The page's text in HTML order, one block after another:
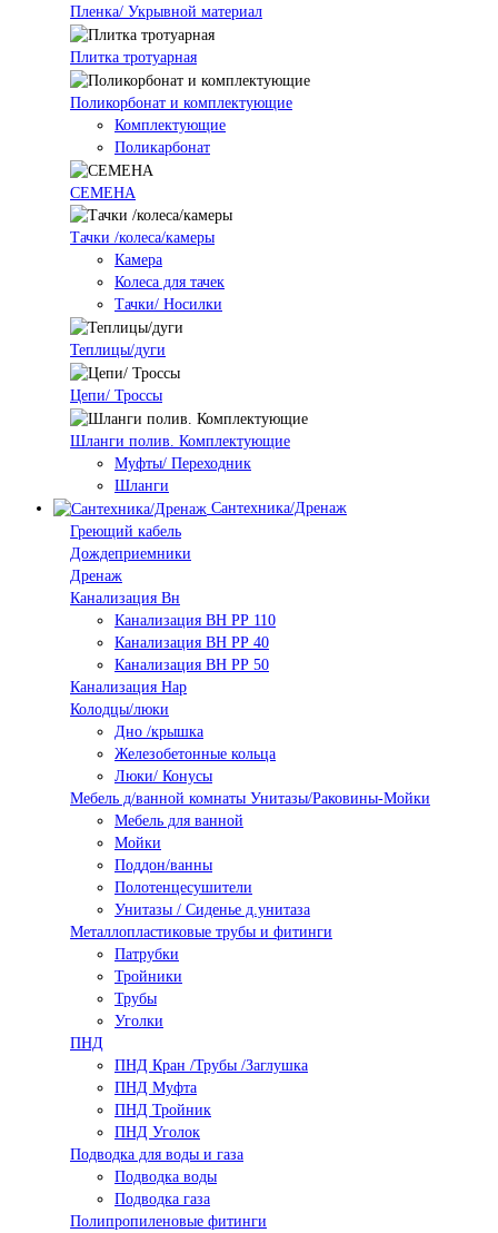
Пленка/ Укрывной материал
Плитка тротуарная
Поликорбонат и комплектующие
Комплектующие
Поликарбонат
СЕМЕНА
Тачки /колеса/камеры
Камера
Колеса для тачек
Тачки/ Носилки
Теплицы/дуги
Цепи/ Троссы
Шланги полив. Комплектующие
Муфты/ Переходник
Шланги
Сантехника/Дренаж
Греющий кабель
Дождеприемники
Дренаж
Канализация Вн
Канализация ВН РР 110
Канализация ВН РР 40
Канализация ВН РР 50
Канализация Нар
Колодцы/люки
Дно /крышка
Железобетонные кольца
Люки/ Конусы
Мебель д/ванной комнаты Унитазы/Раковины-Мойки
Мебель для ванной
Мойки
Поддон/ванны
Полотенцесушители
Унитазы / Сиденье д.унитаза
Металлопластиковые трубы и фитинги
Патрубки
Тройники
Трубы
Уголки
ПНД
ПНД Кран /Трубы /Заглушка
ПНД Муфта
ПНД Тройник
ПНД Уголок
Подводка для воды и газа
Подводка воды
Подводка газа
Полипропиленовые фитинги